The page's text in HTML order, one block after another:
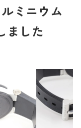
ミニウム
ました